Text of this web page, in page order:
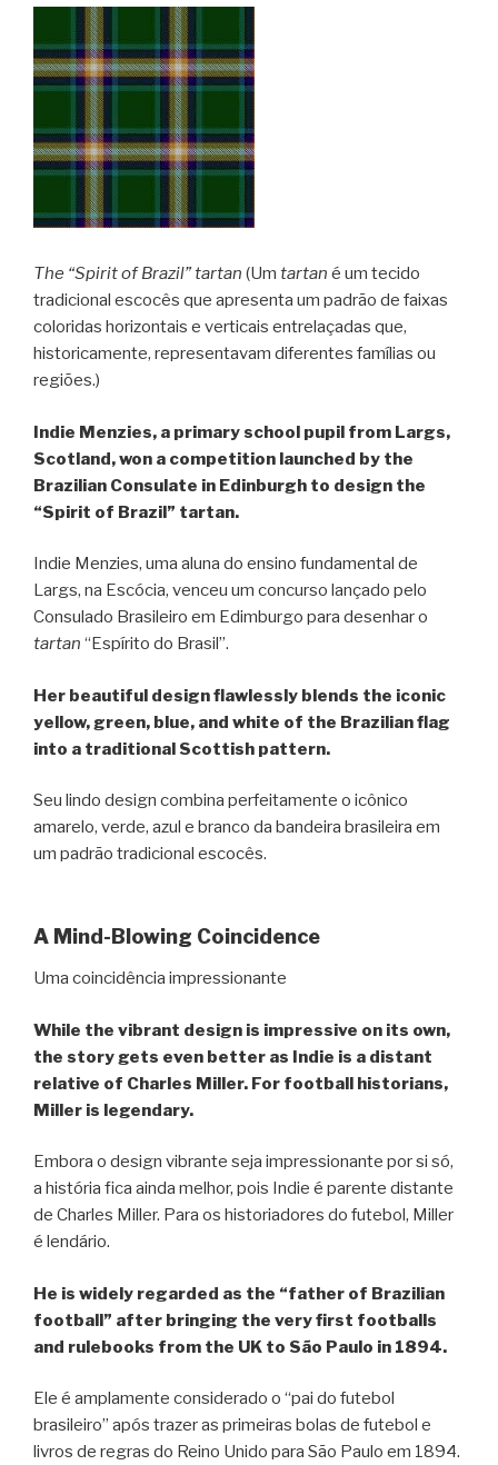
The “Spirit of Brazil” tartan (Um tartan é um tecido
tradicional escocês que apresenta um padrão de faixas
coloridas horizontais e verticais entrelaçadas que,
historicamente, representavam diferentes famílias ou
regiões.)
Indie Menzies, a primary school pupil from Largs,
Scotland, won a competition launched by the
Brazilian Consulate in Edinburgh to design the
“Spirit of Brazil” tartan.
Indie Menzies, uma aluna do ensino fundamental de
Largs, na Escócia, venceu um concurso lançado pelo
Consulado Brasileiro em Edimburgo para desenhar o
tartan “Espírito do Brasil”.
Her beautiful design flawlessly blends the iconic
yellow, green, blue, and white of the Brazilian flag
into a traditional Scottish pattern.
Seu lindo design combina perfeitamente o icônico
amarelo, verde, azul e branco da bandeira brasileira em
um padrão tradicional escocês.
A Mind-Blowing Coincidence
Uma coincidência impressionante
While the vibrant design is impressive on its own,
the story gets even better as Indie is a distant
relative of Charles Miller. For football historians,
Miller is legendary.
Embora o design vibrante seja impressionante por si só,
a história fica ainda melhor, pois Indie é parente distante
de Charles Miller. Para os historiadores do futebol, Miller
é lendário.
He is widely regarded as the “father of Brazilian
football” after bringing the very first footballs
and rulebooks from the UK to São Paulo in 1894.
Ele é amplamente considerado o “pai do futebol
brasileiro” após trazer as primeiras bolas de futebol e
livros de regras do Reino Unido para São Paulo em 1894.